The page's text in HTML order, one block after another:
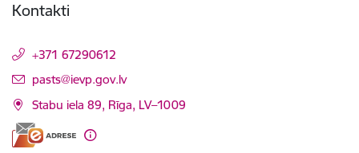
Kontakti
+371 67290612
E-pasts:
pasts@ievp.gov.lv
Stabu iela 89, Rīga, LV–1009